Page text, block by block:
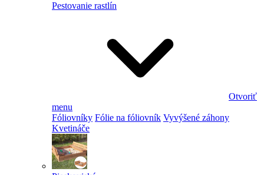
Pestovanie rastlín
Otvoriť
menu
Fóliovníky Fólie na fóliovník Vyvýšené záhony
Kvetináče